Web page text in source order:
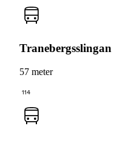
Tranebergsslingan
57 meter
114